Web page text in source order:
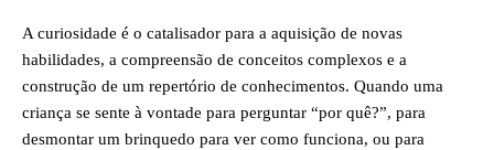
A curiosidade é o catalisador para a aquisição de novas
habilidades, a compreensão de conceitos complexos e a
construção de um repertório de conhecimentos. Quando uma
criança se sente à vontade para perguntar “por quê?”, para
desmontar um brinquedo para ver como funciona, ou para